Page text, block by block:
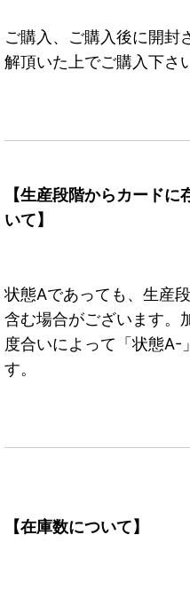
ご購入、ご購入後に開封
解頂いた上でご購入下さ
【生産段階からカード
いて】
状態Aであっても、生産
含む場合がございます。
度合いによって「状態A-
す。
【在庫数について】